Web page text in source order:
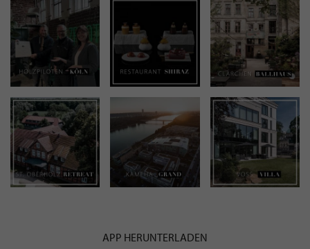
APP HERUNTERLADEN